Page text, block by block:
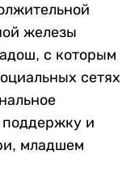
железы
с которым
сетях
поддержку и
младшем